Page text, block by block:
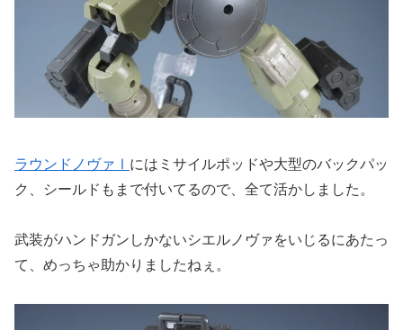
ラウンドノヴァⅠ にはミサイルポッドや大型のバックパッ
ク、シールドもまで付いてるので、全て活かしました。
武装がハンドガンしかないシエルノヴァをいじるにあたっ
て、めっちゃ助かりましたねぇ。